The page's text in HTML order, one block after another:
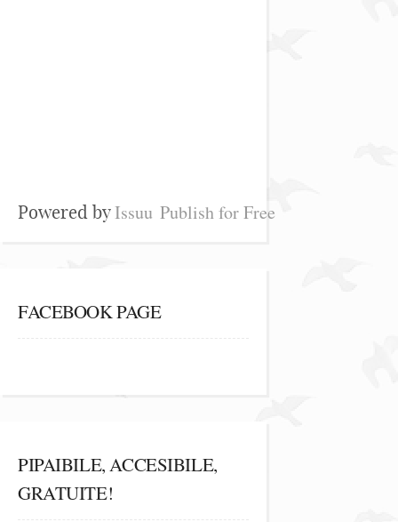
Powered byIssuu Publish for Free
FACEBOOK PAGE
PIPAIBILE, ACCESIBILE,
GRATUITE!